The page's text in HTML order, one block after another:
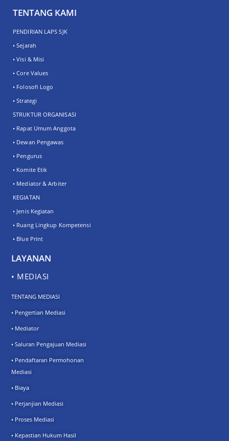
TENTANG KAMI
PENDIRIAN LAPS SJK
• Sejarah
• Visi & Misi
• Core Values
• Folosofi Logo
• Strategi
STRUKTUR ORGANISASI
• Rapat Umum Anggota
• Dewan Pengawas
• Pengurus
• Komite Etik
• Mediator & Arbiter
KEGIATAN
• Jenis Kegiatan
• Ruang Lingkup Kompetensi
• Blue Print
LAYANAN
• MEDIASI
TENTANG MEDIASI
• Pengertian Mediasi
• Mediator
• Saluran Pengajuan Mediasi
• Pendaftaran Permohonan
Mediasi
• Biaya
• Perjanjian Mediasi
• Proses Mediasi
• Kepastian Hukum Hasil